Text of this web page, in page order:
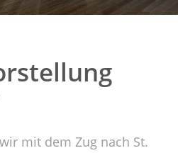
mit dem Zug nach St.